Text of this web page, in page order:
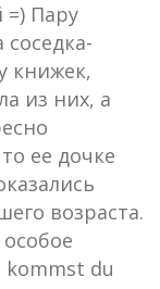
=) Пару
книжек,
из них, а
ее дочке
возраста.
kommst du